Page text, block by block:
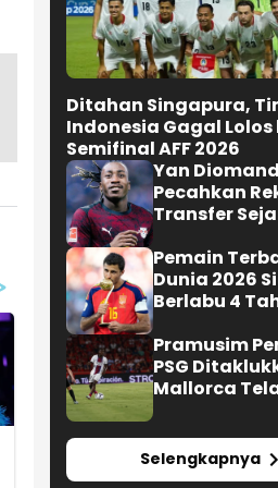
Pecahkan
Transfer
Sepak Bola
Pemain
Dunia 2026
Berlabu 4
Barcelona
Pramusim
PSG
Mallorca
Selengkapnya
JALAN